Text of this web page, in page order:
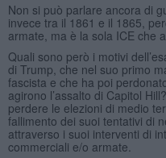
Non si può parlare ancora di
invece tra il 1861 e il 1865,
armate, ma è la sola ICE che
Quali sono però i motivi
di Trump, che nel suo primo
fascista e che ha poi
agirono l’assalto di Capitol
perdere le elezioni di medio
fallimento dei suoi tentativi di
attraverso i suoi interventi di
commerciali e/o armate.